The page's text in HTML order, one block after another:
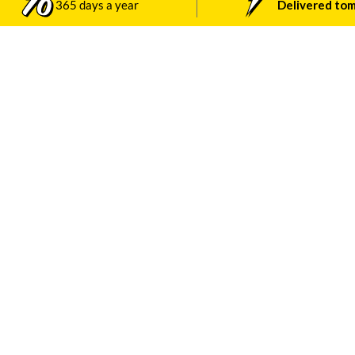
365 days a year
Delivered